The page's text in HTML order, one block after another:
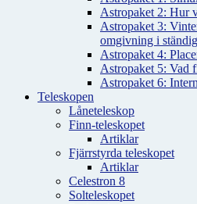
Astropaket 2: Hur
Astropaket 3:
omgivning i
Astropaket 4:
Astropaket 5: Vad
Astropaket 6:
Teleskopen
Låneteleskop
Finn-teleskopet
Artiklar
Fjärrstyrda teleskopet
Artiklar
Celestron 8
Solteleskopet